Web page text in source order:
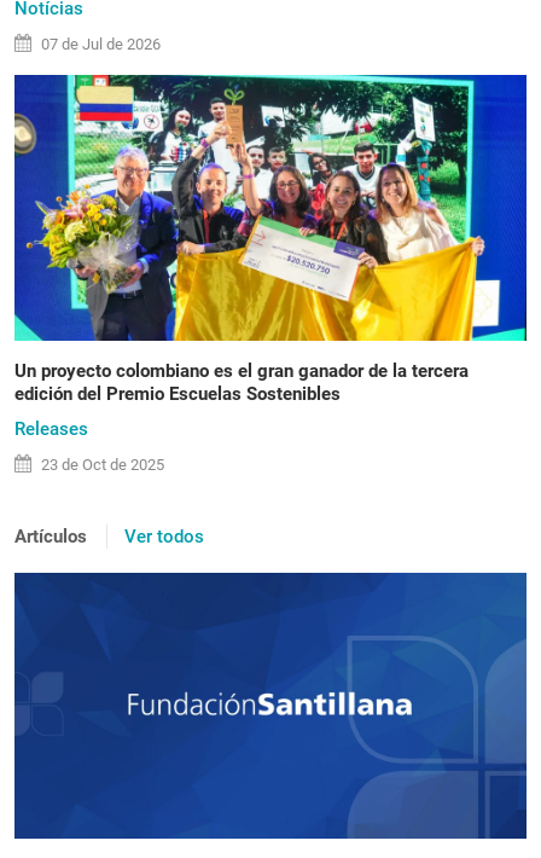
Notícias
07 de Jul de 2026
Un proyecto colombiano es el gran ganador de la tercera
edición del Premio Escuelas Sostenibles
Releases
23 de Oct de 2025
Artículos Ver todos